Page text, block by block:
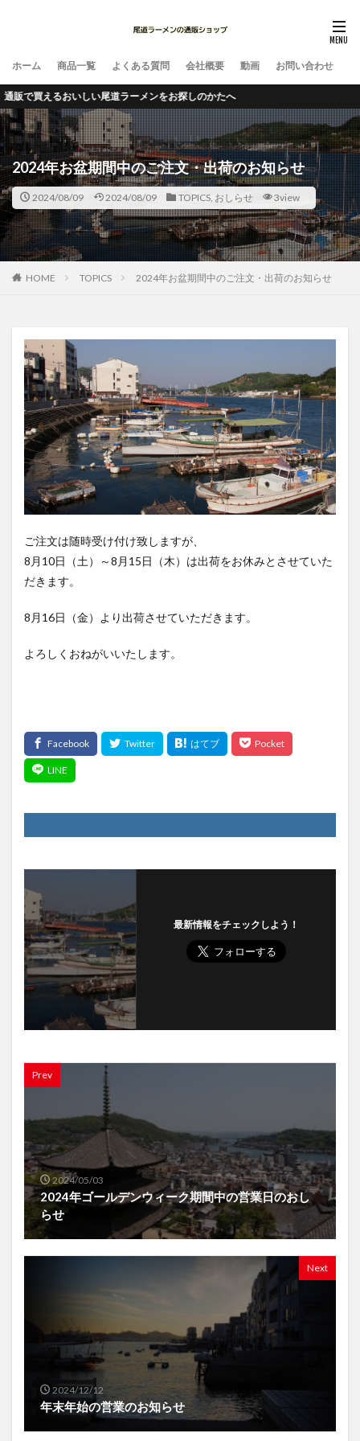
ホーム 商品一覧 よくある質問 会社概要 動画 お問い合わせ
えるおいしい尾道ラーメンをお探しのかたへ
2024年お盆期間中のご注文・出荷のお知らせ
2024/08/09 2024/08/09 TOPICS, おしらせ 3view
HOME TOPICS 2024年お盆期間中のご注文・出荷のお知らせ
ご注文は随時受け付け致しますが、
8月10日（土）～8月15日（木）は出荷をお休みとさせていた
だきます。
8月16日（金）より出荷させていただきます。
よろしくおねがいいたします。
最新情報をチェックしよう！
Prev
2024/05/03
2024年ゴールデンウィーク期間中の営業日のおし
らせ
Next
2024/12/12
年末年始の営業のお知らせ